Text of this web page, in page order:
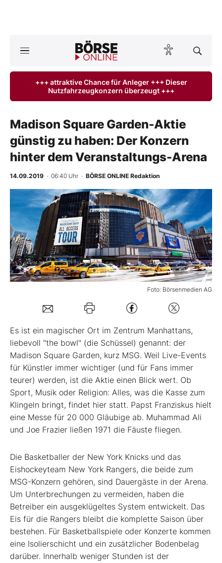
ktuelle Ausgabe BÖRSE ONLINE lesen
Anlageprodukte
Finanz-Check
BO-Musterdepots
Experten
Mein B:O
Mein Konto
Folgen Sie uns
Kontakt
+++ attraktive Chance für Anleger +++ Dieser
Nutzfahrzeugkonzern überzeugt +++
Madison Square Garden-Aktie
günstig zu haben: Der Konzern
hinter dem Veranstaltungs-Arena
14.09.2019 · 06:40 Uhr · BÖRSE ONLINE Redaktion
Foto: Börsenmedien AG
Es ist ein magischer Ort im Zentrum Manhattans,
liebevoll "the bowl" (die Schüssel) genannt: der
Madison Square Garden, kurz MSG. Weil Live-Events
für Künstler immer wichtiger (und für Fans immer
teurer) werden, ist die Aktie einen Blick wert. Ob
Sport, Musik oder Religion: Alles, was die Kasse zum
Klingeln bringt, findet hier statt. Papst Franziskus hielt
eine Messe für 20 000 Gläubige ab. Muhammad Ali
und Joe Frazier ließen 1971 die Fäuste fliegen.
Die Basketballer der New York Knicks und das
Eishockeyteam New York Rangers, die beide zum
MSG-Konzern gehören, sind Dauergäste in der Arena.
Um Unterbrechungen zu vermeiden, haben die
Betreiber ein ausgeklügeltes System entwickelt. Das
Eis für die Rangers bleibt die komplette Saison über
bestehen. Für Basketballspiele oder Konzerte kommen
eine Isolierschicht und ein zusätzlicher Bodenbelag
darüber. Innerhalb weniger Stunden ist der